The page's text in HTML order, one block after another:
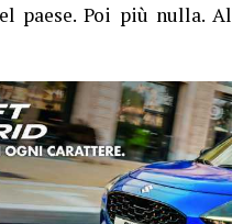
paese. Poi più nulla.